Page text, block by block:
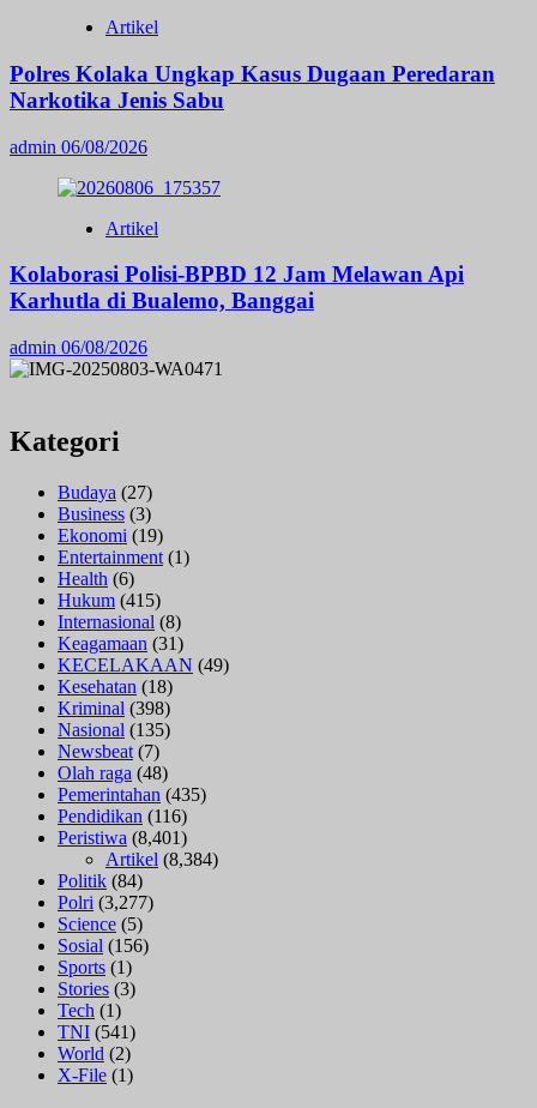
Artikel
Polres Kolaka Ungkap Kasus Dugaan Peredaran
Narkotika Jenis Sabu
admin 06/08/2026
Artikel
Kolaborasi Polisi-BPBD 12 Jam Melawan Api
Karhutla di Bualemo, Banggai
admin 06/08/2026
Kategori
Budaya (27)
Business (3)
Ekonomi (19)
Entertainment (1)
Health (6)
Hukum (415)
Internasional (8)
Keagamaan (31)
KECELAKAAN (49)
Kesehatan (18)
Kriminal (398)
Nasional (135)
Newsbeat (7)
Olah raga (48)
Pemerintahan (435)
Pendidikan (116)
Peristiwa (8,401)
Artikel (8,384)
Politik (84)
Polri (3,277)
Science (5)
Sosial (156)
Sports (1)
Stories (3)
Tech (1)
TNI (541)
World (2)
X-File (1)